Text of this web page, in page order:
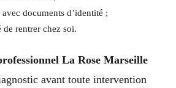
avec documents d’identité ;
rentrer chez soi.
La Rose Marseille
avant toute intervention